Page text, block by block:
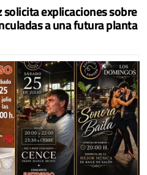
solicita explicaciones sobre
a una futura planta